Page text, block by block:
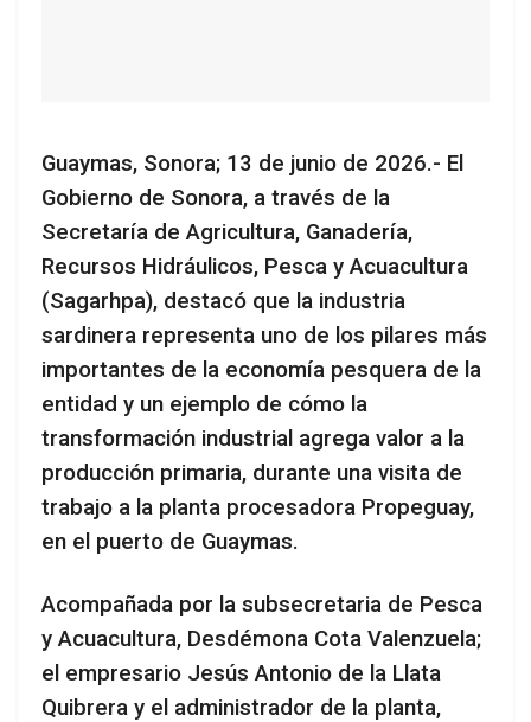
Guaymas, Sonora; 13 de junio de 2026.- El
Gobierno de Sonora, a través de la
Secretaría de Agricultura, Ganadería,
Recursos Hidráulicos, Pesca y Acuacultura
(Sagarhpa), destacó que la industria
sardinera representa uno de los pilares más
importantes de la economía pesquera de la
entidad y un ejemplo de cómo la
transformación industrial agrega valor a la
producción primaria, durante una visita de
trabajo a la planta procesadora Propeguay,
en el puerto de Guaymas.
Acompañada por la subsecretaria de Pesca
y Acuacultura, Desdémona Cota Valenzuela;
el empresario Jesús Antonio de la Llata
Quibrera y el administrador de la planta,